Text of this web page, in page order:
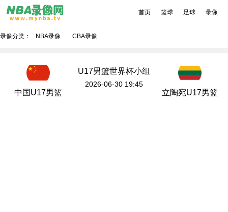
首页 篮球 足球 录像
录像分类： NBA录像 CBA录像
中国U17男篮
U17男篮世界杯小组
赛B组
2026-06-30 19:45
立陶宛U17男篮